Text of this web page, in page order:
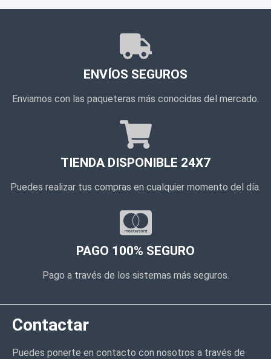
ENVÍOS SEGUROS
Enviamos con las paqueteras más conocidas del mercado.
TIENDA DISPONIBLE 24X7
Puedes realizar tus compras en cualquier momento del día.
PAGO 100% SEGURO
Pago a través de los sistemas más seguros.
Contactar
Puedes ponerte en contacto con nosotros a través de